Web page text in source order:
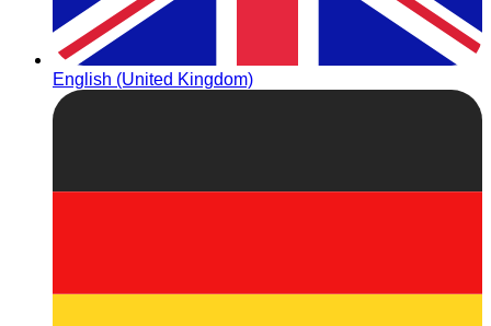
English (United Kingdom)